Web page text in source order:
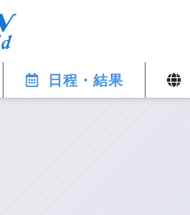
日程・結果